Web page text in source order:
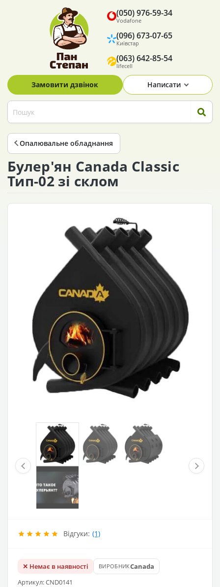
Vodafone
(050) 976-59-34
Київстар
(096) 673-07-65
lifecell
(063) 642-85-54
Замовити дзвінок Написати
Опалювальне обладнання
Булер'ян Canada Classic
Тип-02 зі склом
Відгуки: (1)
✕ Немає в наявності ВИРОБНИКCanada
Артикул: CND0141